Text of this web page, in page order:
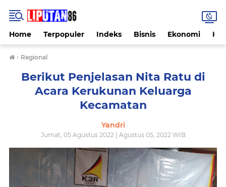
Home Terpopuler Indeks Bisnis Ekonomi
› Regional
Berikut Penjelasan Nita Ratu di
Acara Kerukunan Keluarga
Kecamatan
Yandri
Jumat, 05 Agustus 2022 | Agustus 05, 2022 WIB